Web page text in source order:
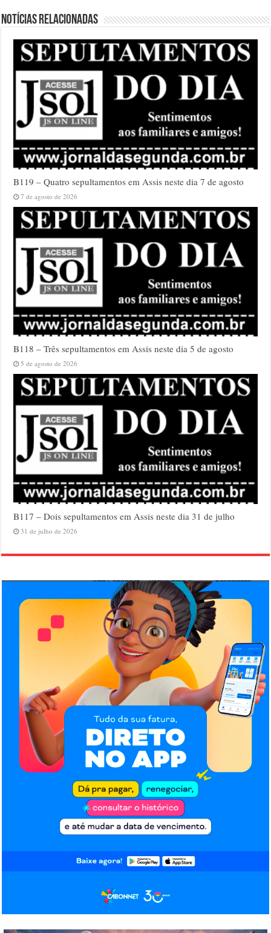
Notícias relacionadas
B119 – Quatro sepultamentos em Assis neste dia 7 de agosto
7 de agosto de 2026
B118 – Três sepultamentos em Assis neste dia 5 de agosto
5 de agosto de 2026
B117 – Dois sepultamentos em Assis neste dia 31 de julho
31 de julho de 2026